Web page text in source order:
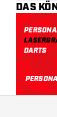
DAS
DARTS